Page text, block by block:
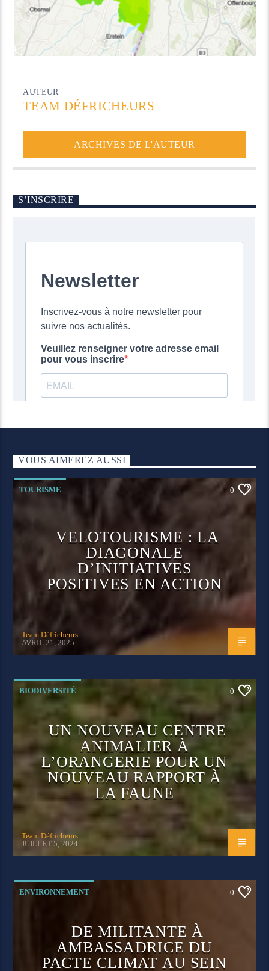
AUTEUR
TEAM DÉFRICHEURS
ARCHIVES DE L'AUTEUR
S’INSCRIRE
VOUS AIMEREZ AUSSI
TOURISME 0
VELOTOURISME : LA
DIAGONALE
D’INITIATIVES
POSITIVES EN ACTION
Team Défricheurs
AVRIL 21, 2025
BIODIVERSITÉ 0
UN NOUVEAU CENTRE
ANIMALIER À
L’ORANGERIE POUR UN
NOUVEAU RAPPORT À
LA FAUNE
Team Défricheurs
JUILLET 5, 2024
ENVIRONNEMENT 0
DE MILITANTE À
AMBASSADRICE DU
PACTE CLIMAT AU SEIN